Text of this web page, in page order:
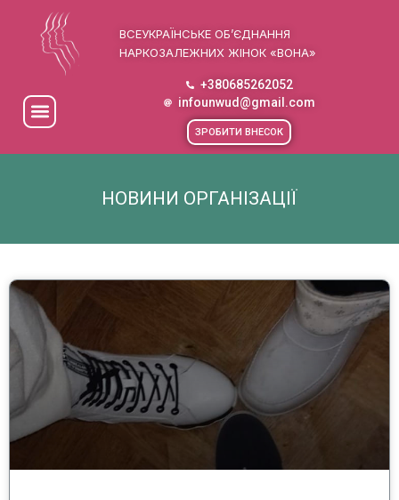
ВСЕУКРАЇНСЬКЕ ОБ’ЄДНАННЯ
НАРКОЗАЛЕЖНИХ ЖІНОК «ВОНА»
+380685262052
infounwud@gmail.com
ЗРОБИТИ ВНЕСОК
НОВИНИ ОРГАНІЗАЦІЇ